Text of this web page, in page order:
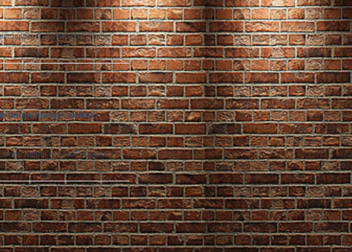
Кременчук, Львів,
напрацьовує зміни |
Фото: minfin.com.ua Реформа